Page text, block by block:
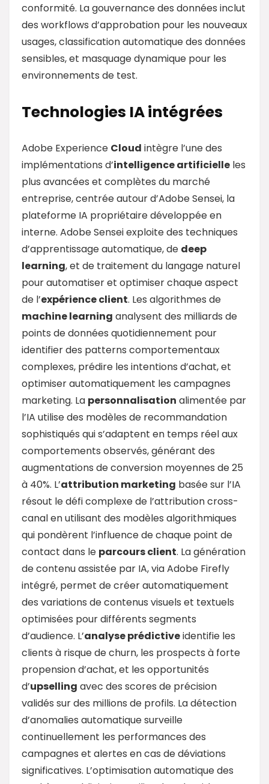
conformité. La gouvernance des données inclut
des workflows d’approbation pour les nouveaux
usages, classification automatique des données
sensibles, et masquage dynamique pour les
environnements de test.
Technologies IA intégrées
Adobe Experience Cloud intègre l’une des
implémentations d’intelligence artificielle les
plus avancées et complètes du marché
entreprise, centrée autour d’Adobe Sensei, la
plateforme IA propriétaire développée en
interne. Adobe Sensei exploite des techniques
d’apprentissage automatique, de deep
learning, et de traitement du langage naturel
pour automatiser et optimiser chaque aspect
de l’expérience client. Les algorithmes de
machine learning analysent des milliards de
points de données quotidiennement pour
identifier des patterns comportementaux
complexes, prédire les intentions d’achat, et
optimiser automatiquement les campagnes
marketing. La personnalisation alimentée par
l’IA utilise des modèles de recommandation
sophistiqués qui s’adaptent en temps réel aux
comportements observés, générant des
augmentations de conversion moyennes de 25
à 40%. L’attribution marketing basée sur l’IA
résout le défi complexe de l’attribution cross-
canal en utilisant des modèles algorithmiques
qui pondèrent l’influence de chaque point de
contact dans le parcours client. La génération
de contenu assistée par IA, via Adobe Firefly
intégré, permet de créer automatiquement
des variations de contenus visuels et textuels
optimisées pour différents segments
d’audience. L’analyse prédictiveidentifie les
clients à risque de churn, les prospects à forte
propension d’achat, et les opportunités
d’upselling avec des scores de précision
validés sur des millions de profils. La détection
d’anomalies automatique surveille
continuellement les performances des
campagnes et alertes en cas de déviations
significatives. L’optimisation automatique des